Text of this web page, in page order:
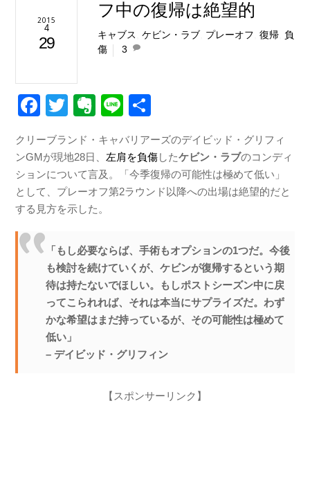
2015
4
29
フ中の復帰は絶望的
キャブス ,ケビン・ラブ プレーオフ ,復帰 負
傷
3
F
c
e
b
o
o
k
T
tt
er
E
er
n
ot
e
Li
e
クリーブランド・キャバリアーズのデイビッド・グリフィ
ンGMが現地28日、 左肩を負傷したケビン・ラブのコンディ
ションについて言及。「今季復帰の可能性は極めて低い」
として、プレーオフ第2ラウンド以降への出場は絶望的だと
する見方を示した。
「もし必要ならば、手術もオプションの1つだ。今後
も検討を続けていくが、ケビンが復帰するという期
待は持たないでほしい。もしポストシーズン中に戻
ってこられれば、それは本当にサプライズだ。わず
かな希望はまだ持っているが、その可能性は極めて
低い」
– デイビッド・グリフィン
【スポンサーリンク】